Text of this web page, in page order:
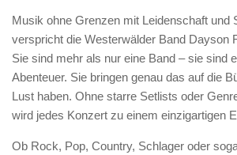
Musik ohne Grenzen mit Leidenschaft und
verspricht die Westerwälder Band Dayson
Sie sind mehr als nur eine Band – sie sind
Abenteuer. Sie bringen genau das auf die
Lust haben. Ohne starre Setlists oder
wird jedes Konzert zu einem einzigartigen
Ob Rock, Pop, Country, Schlager oder